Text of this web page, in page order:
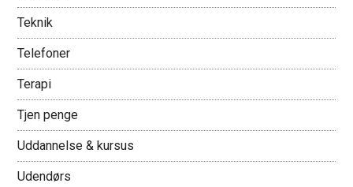
Teknik
Telefoner
Terapi
Tjen penge
Uddannelse & kursus
Udendørs